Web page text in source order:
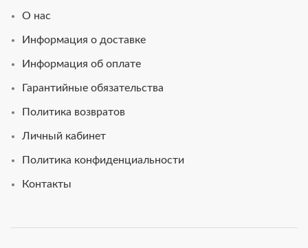
О нас
Информация о доставке
Информация об оплате
Гарантийные обязательства
Политика возвратов
Личный кабинет
Политика конфиденциальности
Контакты